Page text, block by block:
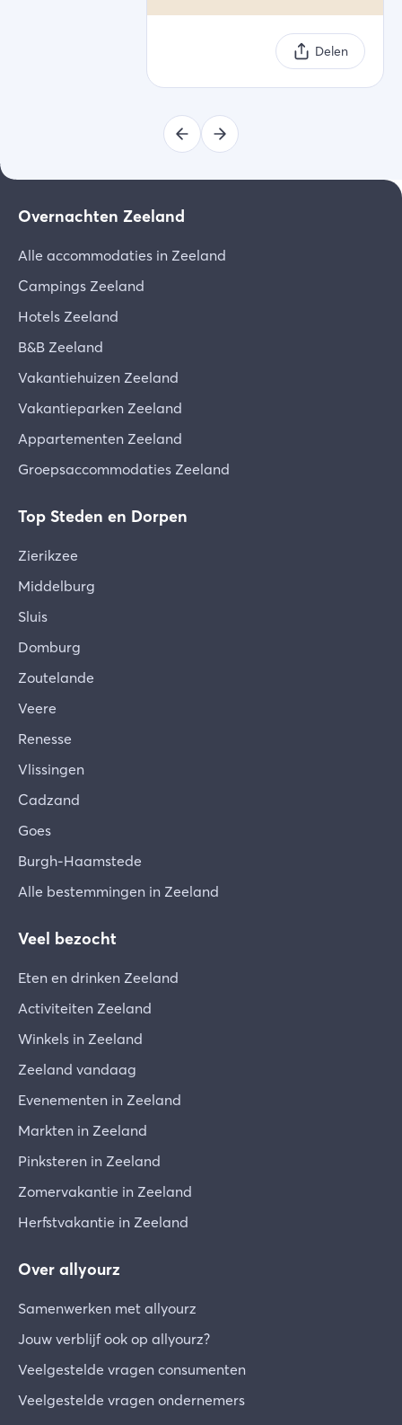
Delen
Overnachten Zeeland
Alle accommodaties in Zeeland
Campings Zeeland
Hotels Zeeland
B&B Zeeland
Vakantiehuizen Zeeland
Vakantieparken Zeeland
Appartementen Zeeland
Groepsaccommodaties Zeeland
Top Steden en Dorpen
Zierikzee
Middelburg
Sluis
Domburg
Zoutelande
Veere
Renesse
Vlissingen
Cadzand
Goes
Burgh-Haamstede
Alle bestemmingen in Zeeland
Veel bezocht
Eten en drinken Zeeland
Activiteiten Zeeland
Winkels in Zeeland
Zeeland vandaag
Evenementen in Zeeland
Markten in Zeeland
Pinksteren in Zeeland
Zomervakantie in Zeeland
Herfstvakantie in Zeeland
Over allyourz
Samenwerken met allyourz
Jouw verblijf ook op allyourz?
Veelgestelde vragen consumenten
Veelgestelde vragen ondernemers